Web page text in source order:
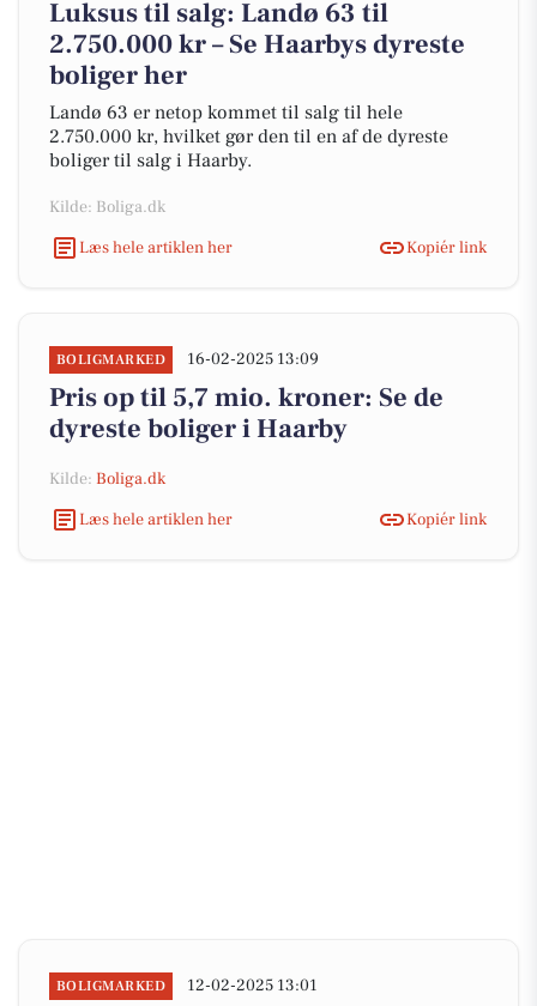
Luksus til salg: Landø 63 til
2.750.000 kr – Se Haarbys dyreste
boliger her
Landø 63 er netop kommet til salg til hele
2.750.000 kr, hvilket gør den til en af de dyreste
boliger til salg i Haarby.
Kilde: Boliga.dk
Læs hele artiklen her
Kopiér link
BOLIGMARKED 16-02-2025 13:09
Pris op til 5,7 mio. kroner: Se de
dyreste boliger i Haarby
Kilde: Boliga.dk
Læs hele artiklen her
Kopiér link
BOLIGMARKED 12-02-2025 13:01